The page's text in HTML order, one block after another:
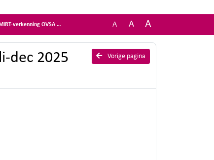
verkenning OVSA v1.0. A A A
Vorige pagina
dec 2025